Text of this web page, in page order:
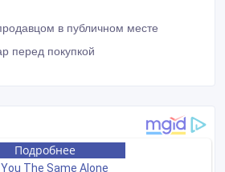
в публичном месте
перед покупкой